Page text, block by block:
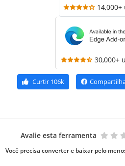
30,000+
Curtir 106k
Avalie esta ferramenta
Você precisa converter e baixar pelo